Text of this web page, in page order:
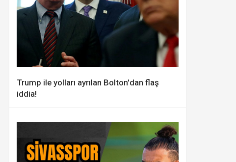
Trump ile yolları ayrılan Bolton'dan flaş
iddia!